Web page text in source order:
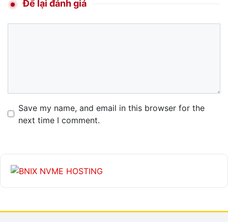
Để lại đánh giá
Name
Email
Website
Save my name, and email in this browser for the
next time I comment.